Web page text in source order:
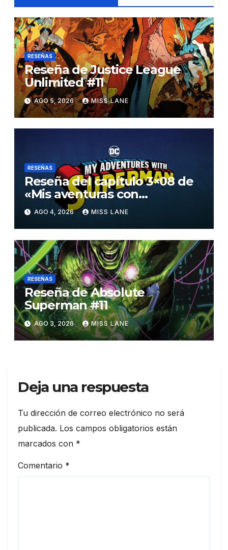
RESEÑAS
Reseña de Justice League
Unlimited #11
AGO 5, 2026 MISS LANE
RESEÑAS
Reseña del capítulo 3×08 de
«Mis aventuras con
Superman»
AGO 4, 2026 MISS LANE
RESEÑAS
Reseña de Absolute
Superman #11
AGO 3, 2026 MISS LANE
Deja una respuesta
Tu dirección de correo electrónico no será
publicada. Los campos obligatorios están
marcados con *
Comentario *